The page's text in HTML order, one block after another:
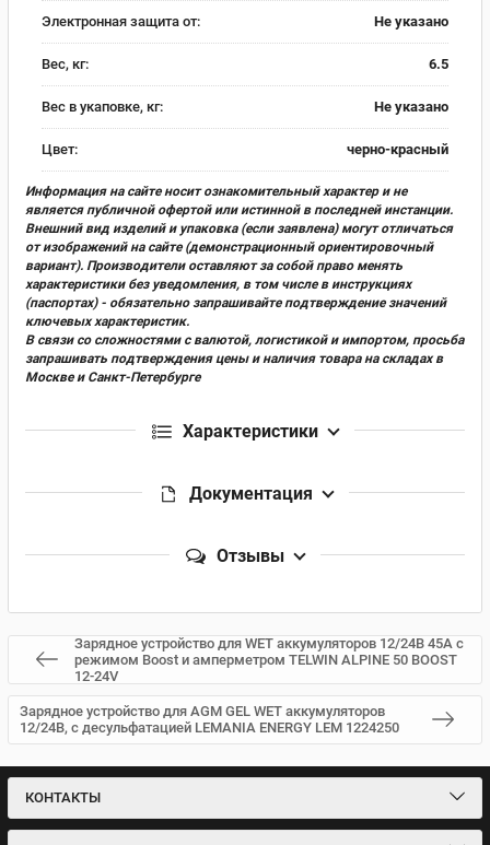
Электронная защита от: Не указано
Вес, кг: 6.5
Вес в укаповке, кг: Не указано
Цвет: черно-красный
Информация на сайте носит ознакомительный характер и не
является публичной офертой или истинной в последней инстанции.
Внешний вид изделий и упаковка (если заявлена) могут отличаться
от изображений на сайте (демонстрационный ориентировочный
вариант). Производители оставляют за собой право менять
характеристики без уведомления, в том числе в инструкциях
(паспортах) - обязательно запрашивайте подтверждение значений
ключевых характеристик.
В связи со сложностями с валютой, логистикой и импортом, просьба
запрашивать подтверждения цены и наличия товара на складах в
Москве и Санкт-Петербурге
Характеристики
Документация
Отзывы
Зарядное устройство для WET аккумуляторов 12/24В 45А с
режимом Boost и амперметром TELWIN ALPINE 50 BOOST
12-24V
Зарядное устройство для AGM GEL WET аккумуляторов
12/24В, с десульфатацией LEMANIA ENERGY LEM 1224250
КОНТАКТЫ